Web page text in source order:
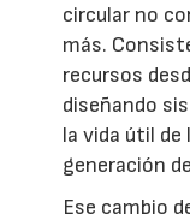
circular no
más.
recursos
diseñando
la vida útil de
generación
Ese cambio